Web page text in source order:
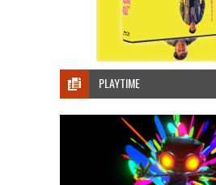
PLAYTIME